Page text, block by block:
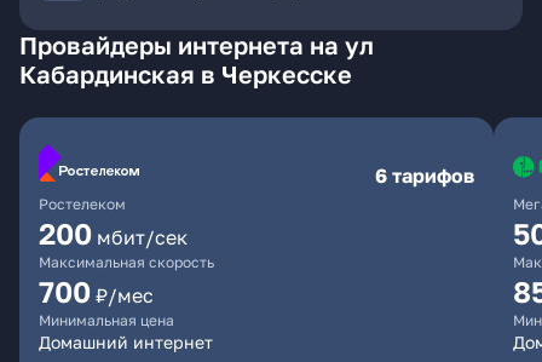
Провайдеры интернета на ул
Кабардинская в Черкесске
Ростелеком
6 тарифов
200 мбит/сек
Максимальная скорость
700 ₽/мес
Минимальная цена
Домашний интернет